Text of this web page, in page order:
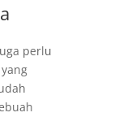
perlu